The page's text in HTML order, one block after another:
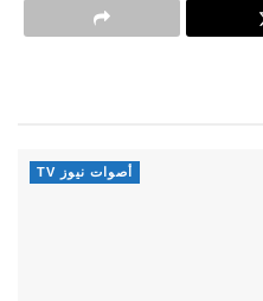
أصوات نيوز TV